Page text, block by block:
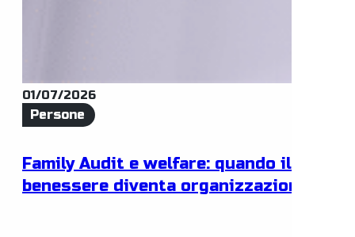
01/07/2026
Persone
Family Audit e welfare: quando il
benessere diventa organizzazione